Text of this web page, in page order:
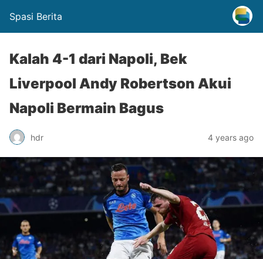
Spasi Berita
Kalah 4-1 dari Napoli, Bek
Liverpool Andy Robertson Akui
Napoli Bermain Bagus
hdr 4 years ago